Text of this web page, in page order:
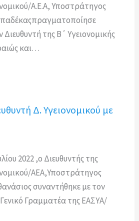
Α.Ε.Α, Υποστράτηγος
της Β΄ Υγειονομικής
και…
Δ. Υγειονομικού με
2022 ,ο Διευθυντής της
ΑΕΑ,Υποστράτηγος
συναντήθηκε με τον
Γραμματέα της ΕΑΣΥΑ/